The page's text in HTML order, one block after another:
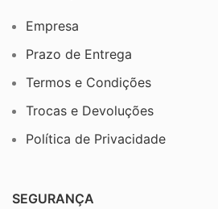
Empresa
Prazo de Entrega
Termos e Condições
Trocas e Devoluções
Política de Privacidade
SEGURANÇA